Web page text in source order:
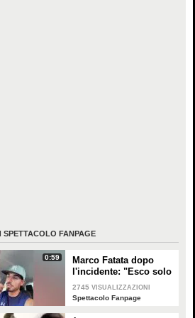
SPETTACOLO FANPAGE
0:59
Marco Fatata dopo
l'incidente: "Esco solo
di sera, i primi tempi
non riuscivo a
2745 VISUALIZZAZIONI
Spettacolo Fanpage